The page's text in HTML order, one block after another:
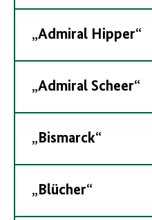
„Admiral Hipper“
„Admiral Scheer“
„Bismarck“
„Blücher“